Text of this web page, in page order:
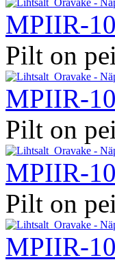
MPIIR-
Pilt on
MPIIR-
Pilt on
MPIIR-
Pilt on
MPIIR-